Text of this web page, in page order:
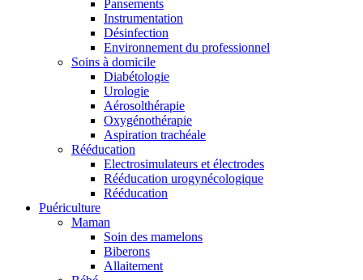
Pansements
Instrumentation
Désinfection
Environnement du professionnel
Soins à domicile
Diabétologie
Urologie
Aérosolthérapie
Oxygénothérapie
Aspiration trachéale
Rééducation
Electrosimulateurs et électrodes
Rééducation urogynécologique
Rééducation
Puériculture
Maman
Soin des mamelons
Biberons
Allaitement